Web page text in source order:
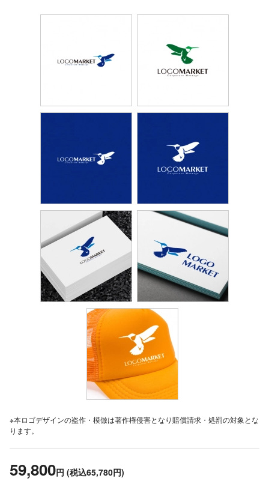
※本ロゴデザインの盗作・模倣は著作権侵害となり賠償請求・処罰の対象とな
ります。
59,800円 (税込65,780円)